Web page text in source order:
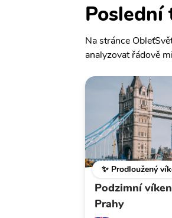
Na stránce
analyzovat řádově
✨ Prodloužený
Podzimní
Prahy